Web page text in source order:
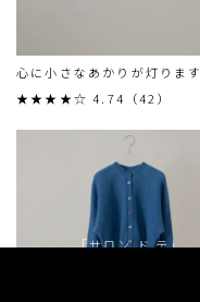
心に小さなあかりが灯ります
★★★★☆ 4.74（42）
「サロン ド テ」